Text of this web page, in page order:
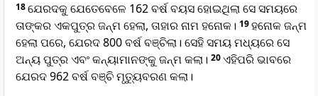
18ଯେରଦକୁ ଯେତେବେଳେ 162 ବର୍ଷ ବୟସ ହୋଇଥିଲା ସେ ସମୟରେ
ତାଙ୍କର ଏକପୁତ୍ର ଜନ୍ମ ହେଲା, ତାହାର ନାମ ହନୋକ। 19ହନୋକ ଜନ୍ମ
ହେଲା ପରେ, ଯେରଦ 800 ବର୍ଷ ବଞ୍ଚିଲା। ସେହି ସମୟ ମଧ୍ୟରେ ସେ
ଅନ୍ୟ ପୁତ୍ର ଏବଂ କନ୍ୟାମାନଙ୍କୁ ଜନ୍ମ କଲା। 20ଏହିପରି ଭାବରେ
ଯେରଦ 962 ବର୍ଷ ବଞ୍ଚି ମୃତ୍ୟୁବରଣ କଲା।